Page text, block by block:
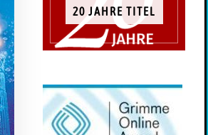
20 JAHRE TITEL